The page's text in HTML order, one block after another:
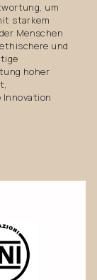
um
starkem
Menschen
und
hoher